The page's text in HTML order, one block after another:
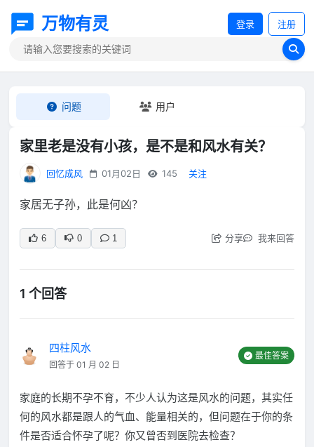
万物有灵 登录 注册
问题 用户
家里老是没有小孩，是不是和风水有关？
回忆成风 01月02日 145 关注
家居无子孙，此是何凶？
6 0 1 分享 我来回答
1 个回答
四柱风水
回答于 01 月 02 日
最佳答案
家庭的长期不孕不育，不少人认为这是风水的问题，其实任
何的风水都是跟人的气血、能量相关的，但问题在于你的条
件是否适合怀孕了呢？你又曾否到医院去检查？